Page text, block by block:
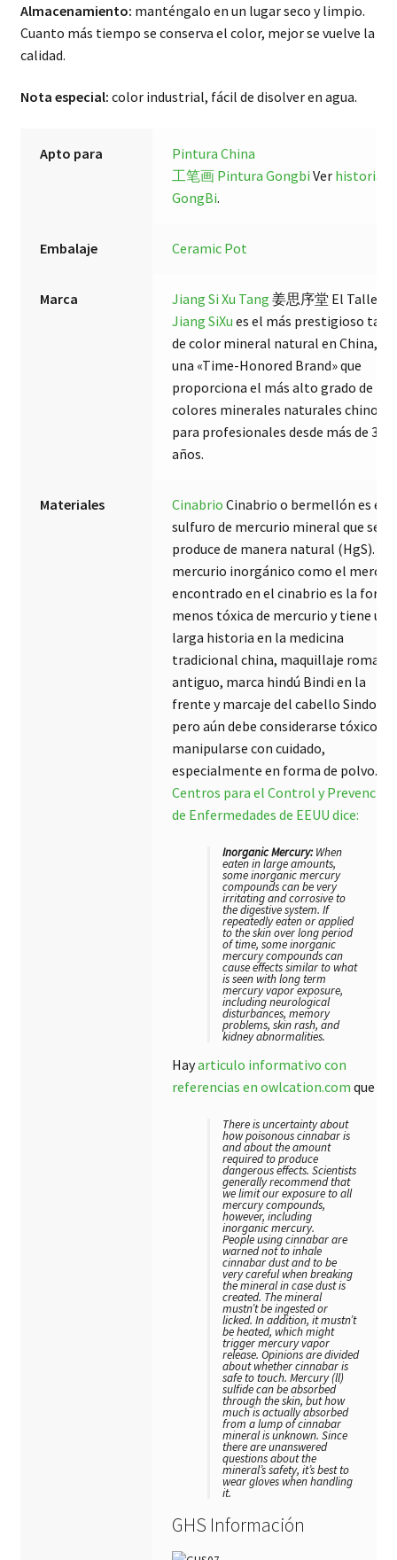
Almacenamiento: manténgalo en un lugar seco y limpio.
Cuanto más tiempo se conserva el color, mejor se vuelve la
calidad.
Nota especial: color industrial, fácil de disolver en agua.
Apto para
Pintura China
工笔画 Pintura Gongbi Ver historias
GongBi.
Embalaje Ceramic Pot
Marca Jiang Si Xu Tang 姜思序堂 El Taller
Jiang SiXu es el más prestigioso
de color mineral natural en China, y
una «Time-Honored Brand» que
proporciona el más alto grado de
colores minerales naturales chinos
para profesionales desde más de 350
años.
Materiales Cinabrio Cinabrio o bermellón es el
sulfuro de mercurio mineral que se
produce de manera natural (HgS). El
mercurio inorgánico como el
encontrado en el cinabrio es la
menos tóxica de mercurio y tiene una
larga historia en la medicina
tradicional china, maquillaje romano
antiguo, marca hindú Bindi en la
frente y marcaje del cabello Sindoor,
pero aún debe considerarse tóxico y
manipularse con cuidado,
especialmente en forma de polvo. El
Centros para el Control y Prevención
de Enfermedades de EEUU dice:
Inorganic Mercury:When
eaten in large amounts,
some inorganic mercury
compounds can be very
irritating and corrosive to
the digestive system. If
repeatedly eaten or applied
to the skin over long period
of time, some inorganic
mercury compounds can
cause effects similar to what
is seen with long term
mercury vapor exposure,
including neurological
disturbances, memory
problems, skin rash, and
kidney abnormalities.
Hayarticulo informativo con
referencias en owlcation.com que
There is uncertainty about
how poisonous cinnabar is
and about the amount
required to produce
dangerous effects. Scientists
generally recommend that
we limit our exposure to all
mercury compounds,
however, including
inorganic mercury.
People using cinnabar are
warned not to inhale
cinnabar dust and to be
very careful when breaking
the mineral in case dust is
created. The mineral
mustn’t be ingested or
licked. In addition, it mustn’t
be heated, which might
trigger mercury vapor
release. Opinions are divided
about whether cinnabar is
safe to touch. Mercury (ll)
sulfide can be absorbed
through the skin, but how
much is actually absorbed
from a lump of cinnabar
mineral is unknown. Since
there are unanswered
questions about the
mineral’s safety, it’s best to
wear gloves when handling
it.
GHS Información